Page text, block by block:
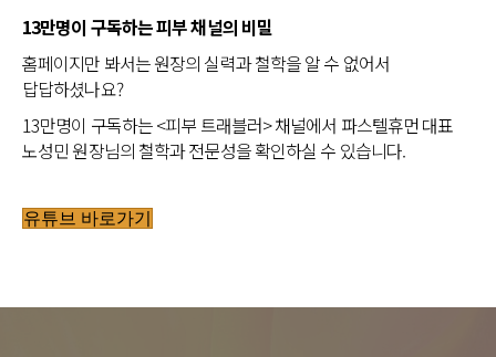
13만명이 구독하는 피부 채널의 비밀
홈페이지만 봐서는 원장의 실력과 철학을 알 수 없어서
답답하셨나요?
13만명이 구독하는 <피부 트래블러> 채널에서 파스텔휴먼 대표
노성민 원장님의 철학과 전문성을 확인하실 수 있습니다.
유튜브 바로가기